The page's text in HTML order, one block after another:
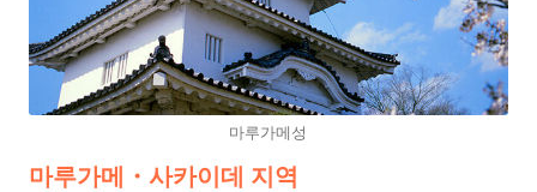
마루가메성
마루가메・사카이데 지역